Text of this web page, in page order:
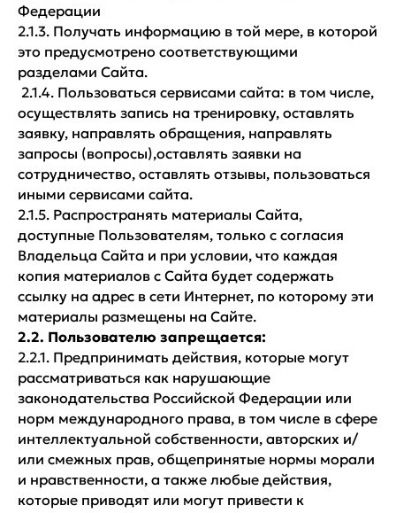
Федерации
2.1.3. Получать информацию в той мере, в которой
это предусмотрено соответствующими
разделами Сайта.
2.1.4. Пользоваться сервисами сайта: в том числе,
осуществлять запись на тренировку, оставлять
заявку, направлять обращения, направлять
запросы (вопросы),оставлять заявки на
сотрудничество, оставлять отзывы, пользоваться
иными сервисами сайта.
2.1.5. Распространять материалы Сайта,
доступные Пользователям, только с согласия
Владельца Сайта и при условии, что каждая
копия материалов с Сайта будет содержать
ссылку на адрес в сети Интернет, по которому эти
материалы размещены на Сайте.
2.2. Пользователю запрещается:
2.2.1. Предпринимать действия, которые могут
рассматриваться как нарушающие
законодательства Российской Федерации или
норм международного права, в том числе в сфере
интеллектуальной собственности, авторских и/
или смежных прав, общепринятые нормы морали
и нравственности, а также любые действия,
которые приводят или могут привести к